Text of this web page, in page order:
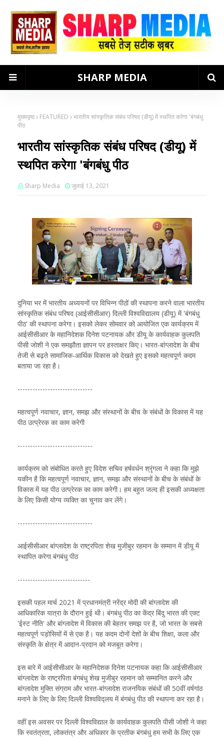
SHARP MEDIA
मुख्यपृष्ठ FEATURED
भारतीय सांस्कृतिक संबंध परिषद (डीयू) में स्थपित करेगा 'बंगबंधु
पीठ
भारतीय सांस्कृतिक संबंध परिषद (डीयू) में
स्थपित करेगा 'बंगबंधु पीठ
Sharp Media जुलाई 13, 2021
दुनिया भर में भारतीय अध्ययनों पर विभिन्न पीठों की स्थापना करने वाला भारतीय
सांस्कृतिक संबंध परिषद (आईसीसीआर) दिल्ली विश्वविद्यालय (डीयू) में 'बंगबंधु
पीठ' की स्थापना करेगा। इसको लेकर सोमवार को आयोजित एक कार्यक्रम में
आईसीसीआर के महानिदेशक दिनेश पटनायक और डीयू के कार्यवाहक कुलपति
पीसी जोशी ने एक समझौता ज्ञापन पर हस्ताक्षर किए। भारत-बांग्लादेश के बीच
तेजी से बढ़ते सामाजिक-आर्थिक विकास को देखते हुए इसको महत्वपूर्ण कदम
बताया जा रहा है।
------------------------------
महत्वपूर्ण नवाचार, ज्ञान, समझ और संस्थानों के बीच के संबंधों के विकास में यह
पीठ उत्प्रेरक का काम करेगी
------------------------------
कार्यक्रम को संबोधित करते हुए विदेश सचिव हर्षवर्धन श्रृंगला ने कहा कि मुझे
यकीन है कि महत्वपूर्ण नवाचार, ज्ञान, समझ और संस्थानों के बीच के संबंधों के
विकास में यह पीठ उत्प्रेरक का काम करेगी। हम बहुत जल्द ही इसकी अध्यक्षता
के लिए किसी योग्य व्यक्ति का चुनाव कर लेंगे।
------------------------------
आईसीसीआर बांग्लादेश के राष्ट्रपिता शेख मुजीबुर रहमान के सम्मान में डीयू में
स्थापित करेगा बंगबंधु पीठ
-----------------------------
इसकी पहल मार्च 2021 में प्रधानमंत्री नरेंद्र मोदी की बांग्लादेश की
आधिकारिक यात्रा के दौरान हुई थी। बंगबंधु पीठ का केंद्र बिंदु भारत की एक्ट
'ईस्ट नीति' और बांग्लादेश में विकास की बेहतर समझ पर है, जो भारत के सबसे
महत्वपूर्ण पड़ोसियों में से एक है। यह कदम दोनों देशों के बीच शिक्षा, कला और
संस्कृति के क्षेत्र में आदान-प्रदान को मजबूत करेगा।
इस बारे में आईसीसीआर के महानिदेशक दिनेश पटनायक कहा कि आईसीसीआर
बांग्लादेश के राष्ट्रपिता बंगबंधु शेख मुजीबुर रहमान को सम्मानित करने और
बांग्लादेश मुक्ति संग्राम और भारत-बांग्लादेश राजनयिक संबंधों की 50वीं वर्षगांठ
मनाने के लिए के लिए दिल्ली विश्वविद्लय में बंगबंधु पीठ की स्थापना कर रहा है।
वहीं इस अवसर पर दिल्ली विश्वविद्याल के कार्यवाहक कुलपति पीसी जोशी ने कहा
कि स्वतंत्रता, लोकतंत्र और अधिकार के प्रतीक बंगबंधु हम सभी के लिए एक